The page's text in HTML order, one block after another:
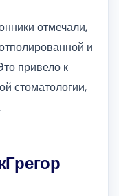
отмечали,
и
привело к
стоматологии,